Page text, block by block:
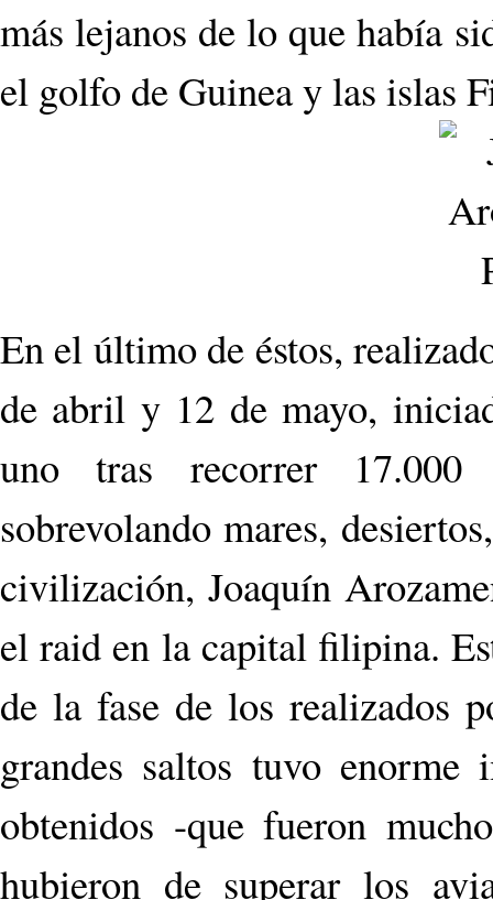
más lejanos de lo que había
el golfo de Guinea y las
En el último de éstos,
de abril y 12 de mayo,
uno tras recorrer 17.000
sobrevolando mares,
civilización, Joaquín
el raid en la capital filipina.
de la fase de los realizados
grandes saltos­ tuvo enorme
obtenidos -que fueron
hubieron de superar los